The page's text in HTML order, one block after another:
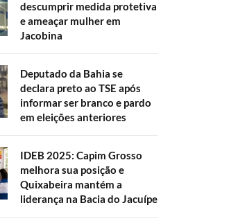
descumprir medida protetiva
e ameaçar mulher em
Jacobina
Deputado da Bahia se
declara preto ao TSE após
informar ser branco e pardo
em eleições anteriores
IDEB 2025: Capim Grosso
melhora sua posição e
Quixabeira mantém a
liderança na Bacia do Jacuípe